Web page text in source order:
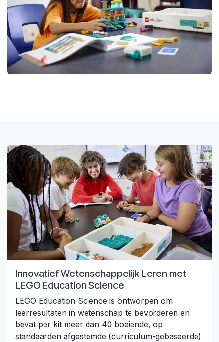
Innovatief Wetenschappelijk Leren met
LEGO Education Science
LEGO Education Science is ontworpen om
leerresultaten in wetenschap te bevorderen en
bevat per kit meer dan 40 boeiende, op
standaarden afgestemde (curriculum-gebaseerde)